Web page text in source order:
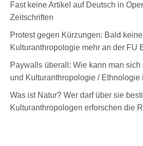
Fast keine Artikel auf Deutsch in
Zeitschriften
Protest gegen Kürzungen: Bald
Kulturanthropologie mehr an der FU
Paywalls überall: Wie kann man
und Kulturanthropologie / Ethnologie
Was ist Natur? Wer darf über sie
Kulturanthropologen erforschen die